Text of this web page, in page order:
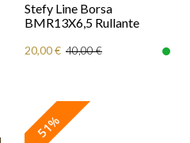
Stefy Line Borsa
BMR13X6,5 Rullante
20,00 € 40,00 €
51%